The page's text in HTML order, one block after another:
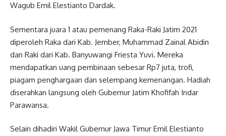
Wagub Emil Elestianto Dardak.
Sementara juara 1 atau pemenang Raka-Raki Jatim 2021
diperoleh Raka dari Kab. Jember, Muhammad Zainal Abidin
dan Raki dari Kab. Banyuwangi Friesta Yuvi. Mereka
mendapatkan uang pembinaan sebesar Rp7 juta, trofi,
piagam penghargaan dan selempang kemenangan. Hadiah
diserahkan langsung oleh Gubernur Jatim Khofifah Indar
Parawansa.
Selain dihadiri Wakil Gubernur Jawa Timur Emil Elestianto